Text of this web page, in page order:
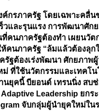
ภาครัฐ โดยเฉพาะคลื่น
วและรุนแรง การพัฒนาศัก
คนภาครัฐต้องทำ เผยนวัต
ห้คนภาครัฐ “ล้มแล้วต้องลุก
รัฐต้องเร่งพัฒนา ศักยภาพ
ที่ใช้นวัตกรรมและเทคโน
นยุคนี้ บียอนด์ เทรนนิ่ง สบ
Adaptive Leadership ยกร
จับกลุ่มผู้นำยุคใหม่ใ